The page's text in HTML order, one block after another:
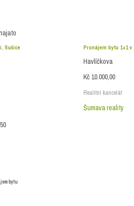
Sušice
50
Pronájem bytu 1+1 v
Havlíčkova
Kč 10.000,00
Realitní kancelář
Šumava reality
bytu